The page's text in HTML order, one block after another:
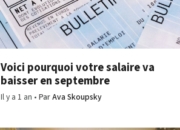
Voici pourquoi votre salaire va
baisser en septembre
Il y a 1 an ParAva Skoupsky